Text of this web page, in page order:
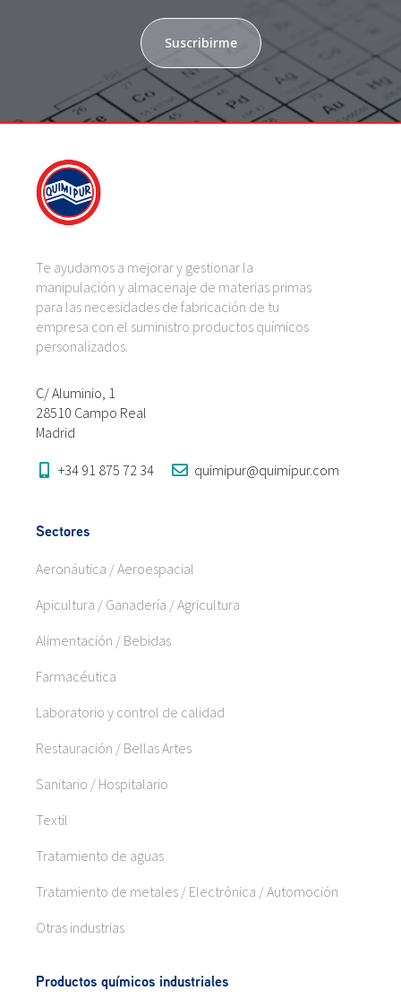
Suscribirme
Te ayudamos a mejorar y gestionar la
manipulación y almacenaje de materias primas
para las necesidades de fabricación de tu
empresa con el suministro productos químicos
personalizados.
C/ Aluminio, 1
28510 Campo Real
Madrid
+34 91 875 72 34 quimipur@quimipur.com
Sectores
Aeronáutica / Aeroespacial
Apicultura / Ganadería / Agricultura
Alimentación / Bebidas
Farmacéutica
Laboratorio y control de calidad
Restauración / Bellas Artes
Sanitario / Hospitalario
Textil
Tratamiento de aguas
Tratamiento de metales / Electrónica / Automoción
Otras industrias
Productos químicos industriales